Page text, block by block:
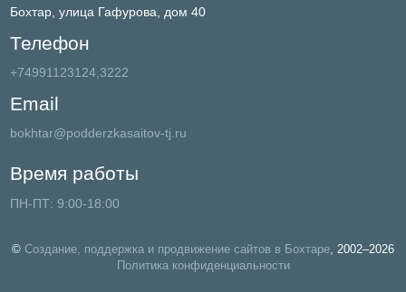
Бохтар, улица Гафурова, дом 40
Телефон
+74991123124,3222
Email
bokhtar@podderzkasaitov-tj.ru
Время работы
ПН-ПТ: 9:00-18:00
© Создание, поддержка и продвижение сайтов в Бохтаре, 2002–2026
Политика конфиденциальности